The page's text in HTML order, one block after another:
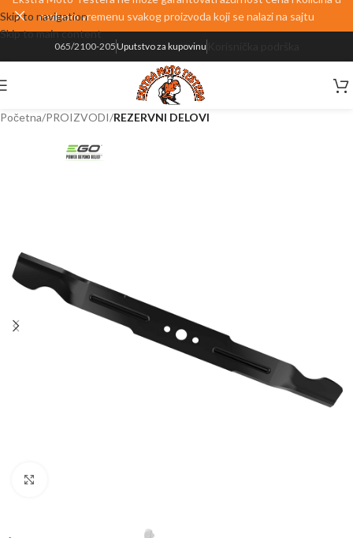
Skip to navigation
Skip to main content
realnom vremenu svakog proizvoda koji se nalazi na sajtu
065/2100-205Uputstvo za kupovinu
Početna PROIZVODI REZERVNI DELOVI